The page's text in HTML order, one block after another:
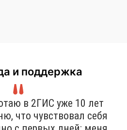
и поддержка
в 2ГИС уже 10 лет
что чувствовал себя